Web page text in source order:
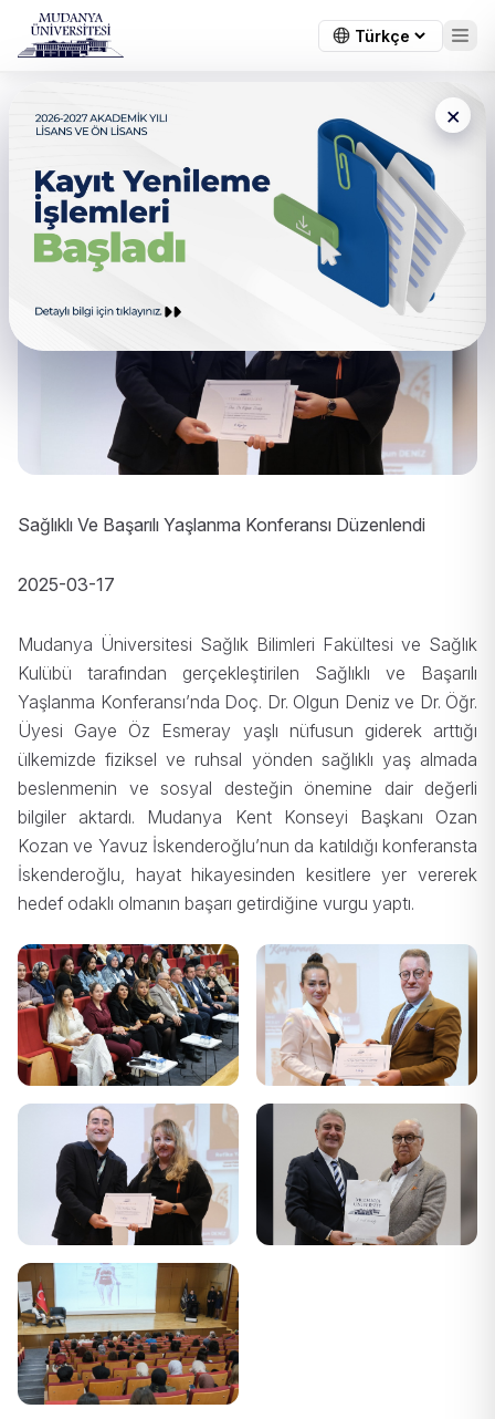
×
Sağlıklı Ve Başarılı Yaşlanma
Konferansı Düzenlendi
Sağlıklı Ve Başarılı Yaşlanma Konferansı Düzenlendi
2025-03-17
Mudanya Üniversitesi Sağlık Bilimleri Fakültesi ve Sağlık
Kulübü tarafından gerçekleştirilen Sağlıklı ve Başarılı
Yaşlanma Konferansı’nda Doç. Dr. Olgun Deniz ve Dr. Öğr.
Üyesi Gaye Öz Esmeray yaşlı nüfusun giderek arttığı
ülkemizde fiziksel ve ruhsal yönden sağlıklı yaş almada
beslenmenin ve sosyal desteğin önemine dair değerli
bilgiler aktardı. Mudanya Kent Konseyi Başkanı Ozan
Kozan ve Yavuz İskenderoğlu’nun da katıldığı konferansta
İskenderoğlu, hayat hikayesinden kesitlere yer vererek
hedef odaklı olmanın başarı getirdiğine vurgu yaptı.